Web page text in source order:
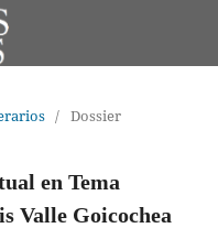
/ Dossier
en Tema
Valle Goicochea